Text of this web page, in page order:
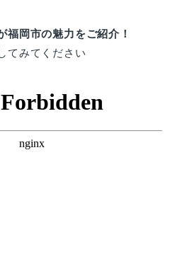
福岡市の魅力をご紹介！
てみてください